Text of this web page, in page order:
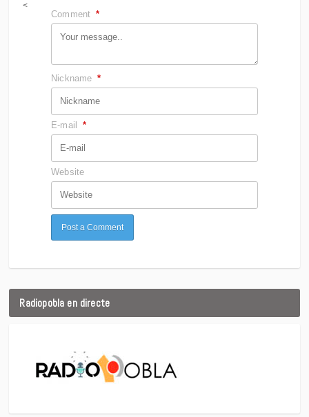
<
Comment *
Nickname *
E-mail *
Website
Radiopobla en directe